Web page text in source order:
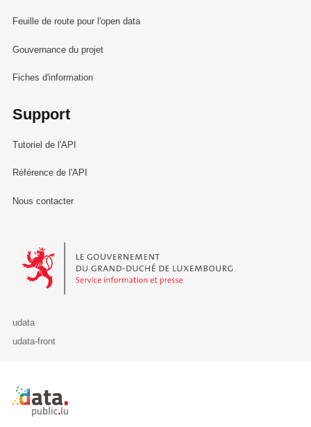
Feuille de route pour l'open data
Gouvernance du projet
Fiches d'information
Support
Tutoriel de l'API
Référence de l'API
Nous contacter
Le Gouvernement du Grand-Duché de Luxembourg - Service
udata
udata-front
Retour à l'accueil de data.public.lu